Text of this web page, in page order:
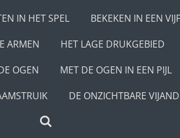
IN HET SPEL BEKEKEN IN EEN
ARMEN HET LAGE DRUKGEBIED
OGEN MET DE OGEN IN EEN PIJL
DE ONZICHTBARE VIJAND